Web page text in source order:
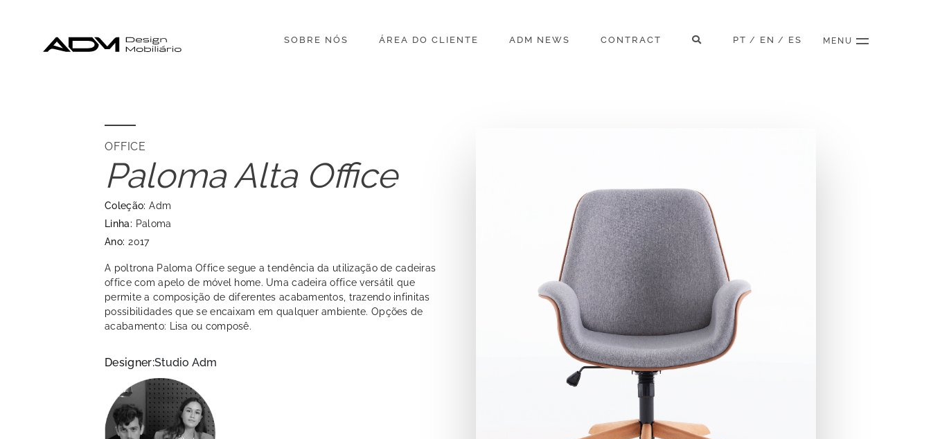
SOBRE NÓS ÁREA DO CLIENTE ADM NEWS CONTRACT PT / EN / ES MENU
OFFICE
Paloma Alta Office
Coleção: Adm
Linha: Paloma
Ano: 2017
A poltrona Paloma Office segue a tendência da utilização de cadeiras
office com apelo de móvel home. Uma cadeira office versátil que
permite a composição de diferentes acabamentos, trazendo infinitas
possibilidades que se encaixam em qualquer ambiente. Opções de
acabamento: Lisa ou composê.
Designer:Studio Adm